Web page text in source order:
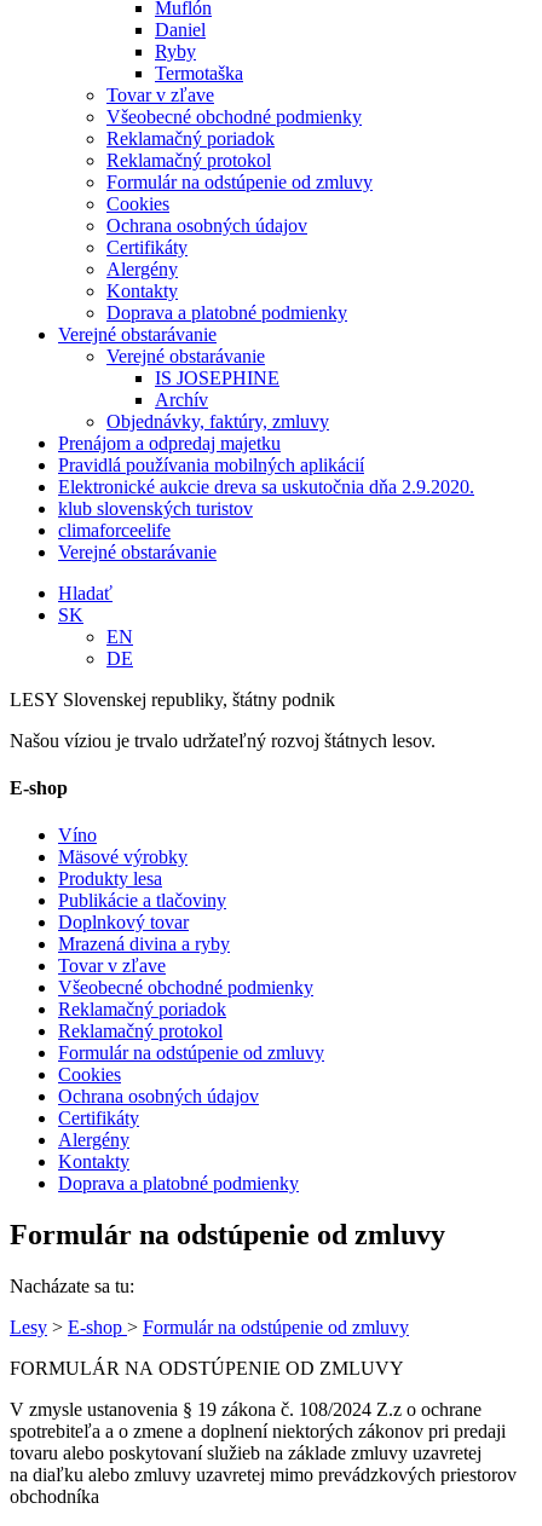
Muflón
Daniel
Ryby
Termotaška
Tovar v zľave
Všeobecné obchodné podmienky
Reklamačný poriadok
Reklamačný protokol
Formulár na odstúpenie od zmluvy
Cookies
Ochrana osobných údajov
Certifikáty
Alergény
Kontakty
Doprava a platobné podmienky
Verejné obstarávanie
Verejné obstarávanie
IS JOSEPHINE
Archív
Objednávky, faktúry, zmluvy
Prenájom a odpredaj majetku
Pravidlá používania mobilných aplikácií
Elektronické aukcie dreva sa uskutočnia dňa 2.9.2020.
klub slovenských turistov
climaforceelife
Verejné obstarávanie
Hladať
SK
EN
DE
LESY Slovenskej republiky, štátny podnik
Našou víziou je trvalo udržateľný rozvoj štátnych lesov.
E-shop
Víno
Mäsové výrobky
Produkty lesa
Publikácie a tlačoviny
Doplnkový tovar
Mrazená divina a ryby
Tovar v zľave
Všeobecné obchodné podmienky
Reklamačný poriadok
Reklamačný protokol
Formulár na odstúpenie od zmluvy
Cookies
Ochrana osobných údajov
Certifikáty
Alergény
Kontakty
Doprava a platobné podmienky
Formulár na odstúpenie od zmluvy
Nacházate sa tu:
Lesy > E-shop > Formulár na odstúpenie od zmluvy
FORMULÁR NA ODSTÚPENIE OD ZMLUVY
V zmysle ustanovenia § 19 zákona č. 108/2024 Z.z o ochrane
spotrebiteľa a o zmene a doplnení niektorých zákonov pri predaji
tovaru alebo poskytovaní služieb na základe zmluvy uzavretej
na diaľku alebo zmluvy uzavretej mimo prevádzkových priestorov
obchodníka